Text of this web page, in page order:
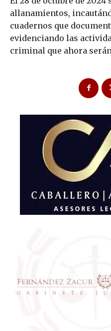
allanamientos,
cuadernos que
evidenciando las
criminal que ahora